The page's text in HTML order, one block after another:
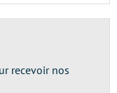
recevoir nos